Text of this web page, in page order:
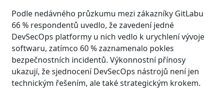
Podle nedávného průzkumu mezi zákazníky GitLabu
66 % respondentů uvedlo, že zavedení jedné
DevSecOps platformy u nich vedlo k urychlení vývoje
softwaru, zatímco 60 % zaznamenalo pokles
bezpečnostních incidentů. Výkonnostní přínosy
ukazují, že sjednocení DevSecOps nástrojů není jen
technickým řešením, ale také strategickým krokem.